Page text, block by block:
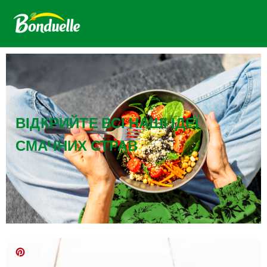
ВІДКРИЙТЕ ВСІ НАШІ ІДЕЇ
СМАЧНИХ СТРАВ